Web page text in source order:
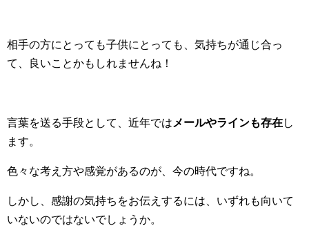
相手の方にとっても子供にとっても、気持ちが通じ合っ
て、良いことかもしれませんね！
言葉を送る手段として、近年では メールやラインも存在し
ます。
色々な考え方や感覚があるのが、今の時代ですね。
しかし、感謝の気持ちをお伝えするには、いずれも向いて
いないのではないでしょうか。